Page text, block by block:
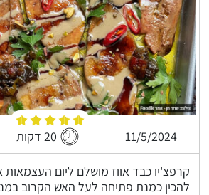
11/5/2024 20 דקות
קרפצ'יו כבד אווז מושלם ליום
להכין כמנת פתיחה לעל האש הקרוב